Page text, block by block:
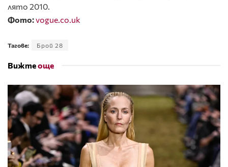
лято 2010.
Фото:vogue.co.uk
Тагове: Брой 28
Вижтеоще